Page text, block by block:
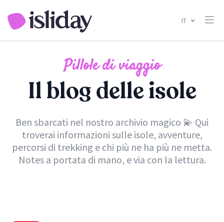
IT
Pillole di viaggio
Il blog delle isole
Ben sbarcati nel nostro archivio magico 💫 Qui
troverai informazioni sulle isole, avventure,
percorsi di trekking e chi più ne ha più ne metta.
Notes a portata di mano, e via con la lettura.